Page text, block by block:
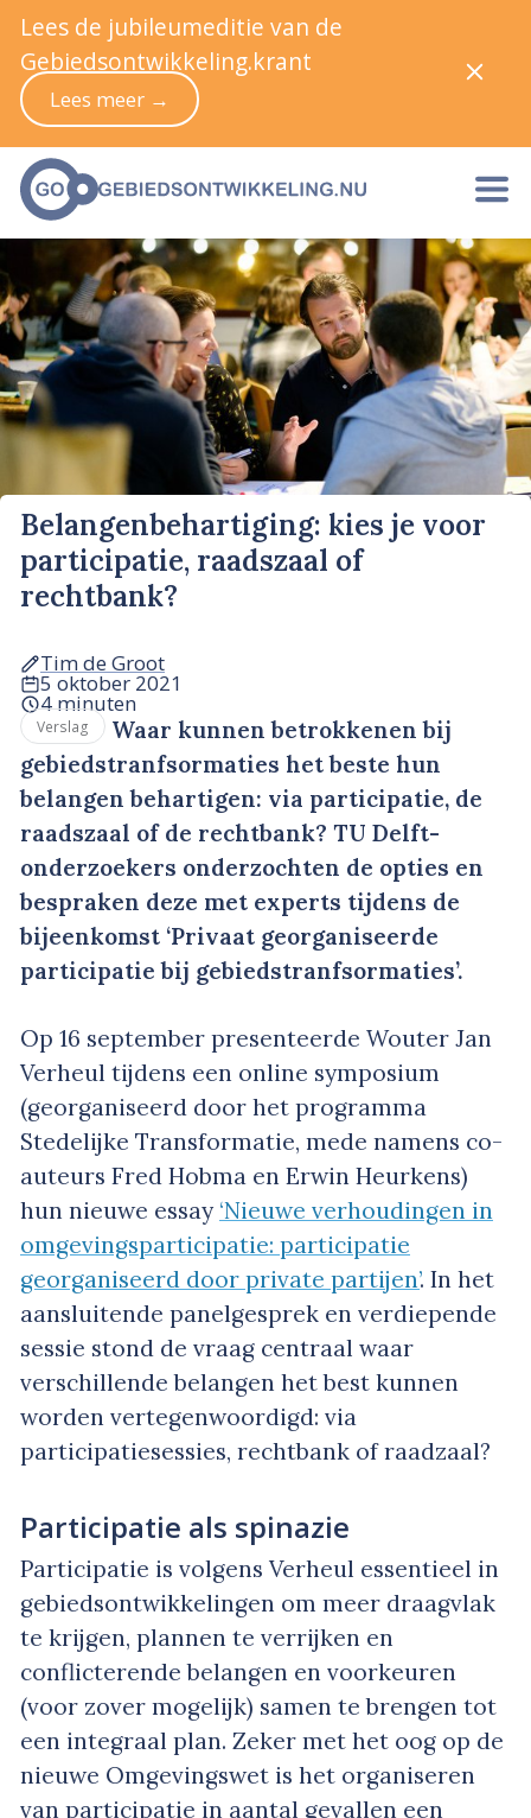
Belangenbehartiging: kies je voor
participatie, raadszaal of
rechtbank?
Tim de Groot
5 oktober 2021
4 minuten
Verslag
Waar kunnen betrokkenen bij
gebiedstranfsormaties het beste hun
belangen behartigen: via participatie, de
raadszaal of de rechtbank? TU Delft-
onderzoekers onderzochten de opties en
bespraken deze met experts tijdens de
bijeenkomst ‘Privaat georganiseerde
participatie bij gebiedstranfsormaties’.
Op 16 september presenteerde Wouter Jan
Verheul tijdens een online symposium
(georganiseerd door het programma
Stedelijke Transformatie, mede namens co-
auteurs Fred Hobma en Erwin Heurkens)
hun nieuwe essay ‘Nieuwe verhoudingen in
omgevingsparticipatie: participatie
georganiseerd door private partijen’. In het
aansluitende panelgesprek en verdiepende
sessie stond de vraag centraal waar
verschillende belangen het best kunnen
worden vertegenwoordigd: via
participatiesessies, rechtbank of raadzaal?
Participatie als spinazie
Participatie is volgens Verheul essentieel in
gebiedsontwikkelingen om meer draagvlak
te krijgen, plannen te verrijken en
conflicterende belangen en voorkeuren
(voor zover mogelijk) samen te brengen tot
een integraal plan. Zeker met het oog op de
nieuwe Omgevingswet is het organiseren
van participatie in aantal gevallen een
Lees de jubileumeditie van de
Gebiedsontwikkeling.krant
Lees meer →